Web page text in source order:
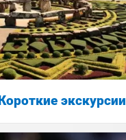
Короткие экскурсии